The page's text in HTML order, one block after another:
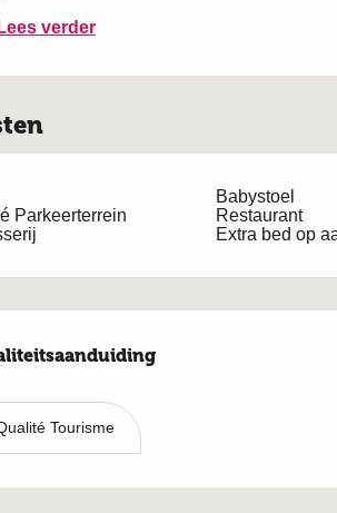
Lees verder
Babystoel
Parkeerterrein
Restaurant
Extra bed op
Tourisme